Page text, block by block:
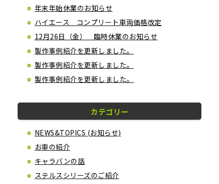
年末年始休業のお知らせ
ハイエース コンプリート車両価格改定
12月26日（金） 臨時休業のお知らせ
製作事例紹介を更新しました。
製作事例紹介を更新しました。
製作事例紹介を更新しました。
カテゴリー
NEWS&TOPICS (お知らせ)
お車の紹介
キャラバンの話
ステルスシリーズのご紹介